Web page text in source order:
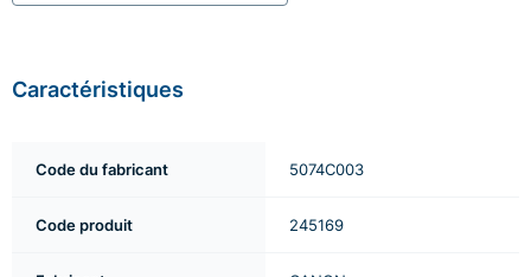
Caractéristiques
Code du fabricant 5074C003
Code produit 245169